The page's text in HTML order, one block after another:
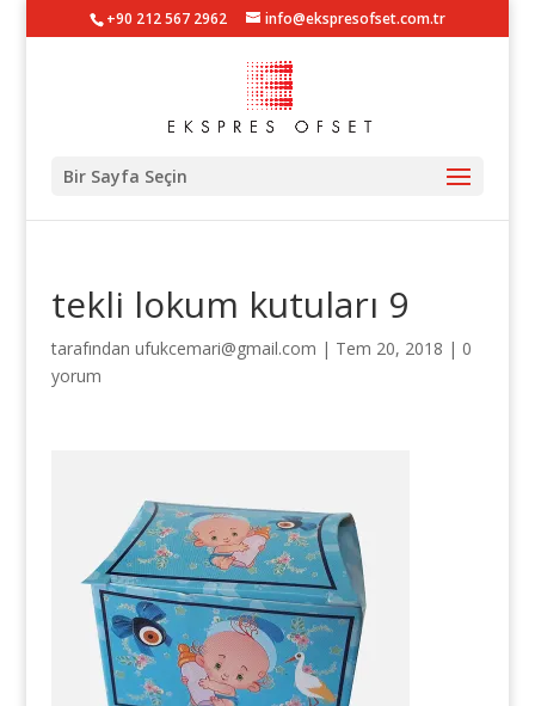
+90 212 567 2962 info@ekspresofset.com.tr
Bir Sayfa Seçin
tekli lokum kutuları 9
tarafından ufukcemari@gmail.com | Tem 20, 2018 | 0
yorum